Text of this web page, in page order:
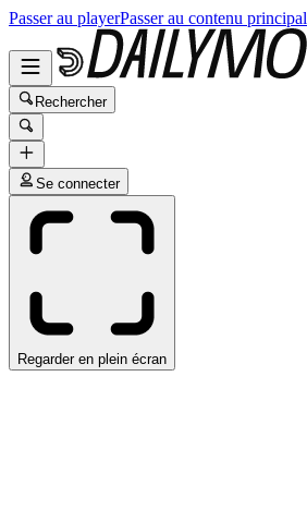
Passer au playerPasser au contenu principal
Rechercher
Se connecter
Regarder en plein écran